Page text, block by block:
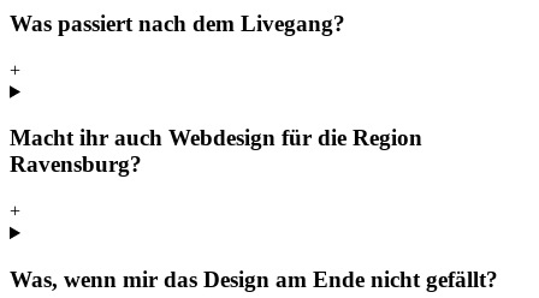
Was passiert nach dem Livegang?
+
Macht ihr auch Webdesign für die Region
Ravensburg?
+
Was, wenn mir das Design am Ende nicht gefällt?